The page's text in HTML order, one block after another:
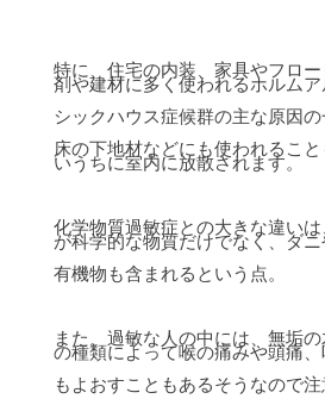
特に、住宅の内装、家具やフロ
剤や建材に多く使われるホルム
シックハウス症候群の主な原因の
床の下地材などにも使われるこ
いうちに室内に放散されます。
化学物質過敏症との大きな違い
が科学的な物質だけでなく、ダ
有機物も含まれるという点。
また、過敏な人の中には、無垢
の種類によって喉の痛みや頭痛
もよおすこともあるそうなので注